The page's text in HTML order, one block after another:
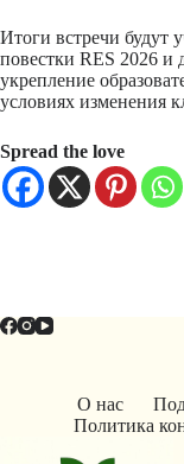
Итоги встречи будут
повестки RES 2026
укрепление
условиях изменения
Spread the love
О нас
Политика